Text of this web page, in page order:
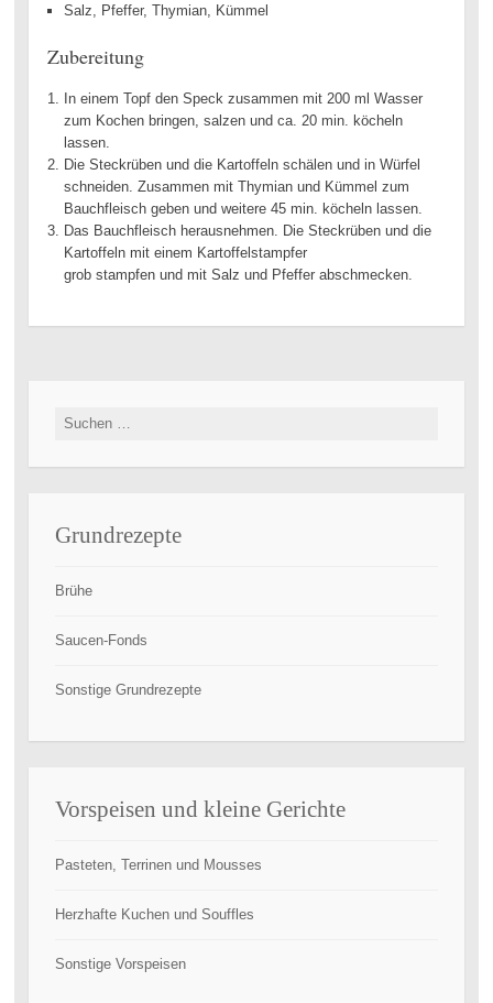
Salz, Pfeffer, Thymian, Kümmel
Zubereitung
In einem Topf den Speck zusammen mit 200 ml Wasser
zum Kochen bringen, salzen und ca. 20 min. köcheln
lassen.
Die Steckrüben und die Kartoffeln schälen und in Würfel
schneiden. Zusammen mit Thymian und Kümmel zum
Bauchfleisch geben und weitere 45 min. köcheln lassen.
Das Bauchfleisch herausnehmen. Die Steckrüben und die
Kartoffeln mit einem Kartoffelstampfer
grob stampfen und mit Salz und Pfeffer abschmecken.
Suchen
Grundrezepte
Brühe
Saucen-Fonds
Sonstige Grundrezepte
Vorspeisen und kleine Gerichte
Pasteten, Terrinen und Mousses
Herzhafte Kuchen und Souffles
Sonstige Vorspeisen